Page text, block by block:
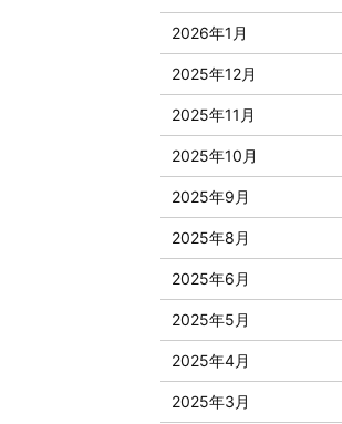
2026年1月
2025年12月
2025年11月
2025年10月
2025年9月
2025年8月
2025年6月
2025年5月
2025年4月
2025年3月